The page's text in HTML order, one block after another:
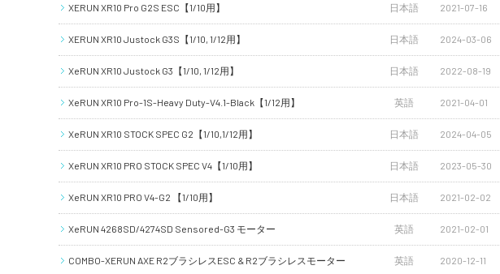
XERUN XR10 Pro G2S ESC【1/10用】 日本語 2021-07-16
XERUN XR10 Justock G3S【1/10, 1/12用】 日本語 2024-03-06
XeRUN XR10 Justock G3【1/10, 1/12用】 日本語 2022-08-19
XeRUN XR10 Pro-1S-Heavy Duty-V4.1-Black【1/12用】 英語 2021-04-01
XeRUN XR10 STOCK SPEC G2【1/10,1/12用】 日本語 2024-04-05
XeRUN XR10 PRO STOCK SPEC V4【1/10用】 日本語 2023-05-30
XeRUN XR10 PRO V4-G2 【1/10用】 日本語 2021-02-02
XeRUN 4268SD/4274SD Sensored-G3 モーター 英語 2021-02-01
COMBO-XERUN AXE R2ブラシレスESC & R2ブラシレスモーター 英語 2020-12-11